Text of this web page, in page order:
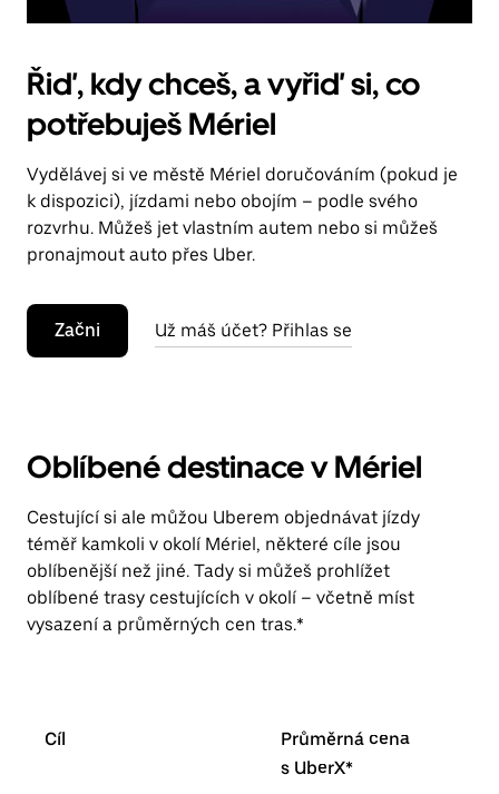
Řiď, kdy chceš, a vyřiď si, co
potřebuješ Mériel
Vydělávej si ve městě Mériel doručováním (pokud je
k dispozici), jízdami nebo obojím – podle svého
rozvrhu. Můžeš jet vlastním autem nebo si můžeš
pronajmout auto přes Uber.
Začni Už máš účet? Přihlas se
Oblíbené destinace v Mériel
Cestující si ale můžou Uberem objednávat jízdy
téměř kamkoli v okolí Mériel, některé cíle jsou
oblíbenější než jiné. Tady si můžeš prohlížet
oblíbené trasy cestujících v okolí – včetně míst
vysazení a průměrných cen tras.*
Cíl
Průměrná cena
s UberX*